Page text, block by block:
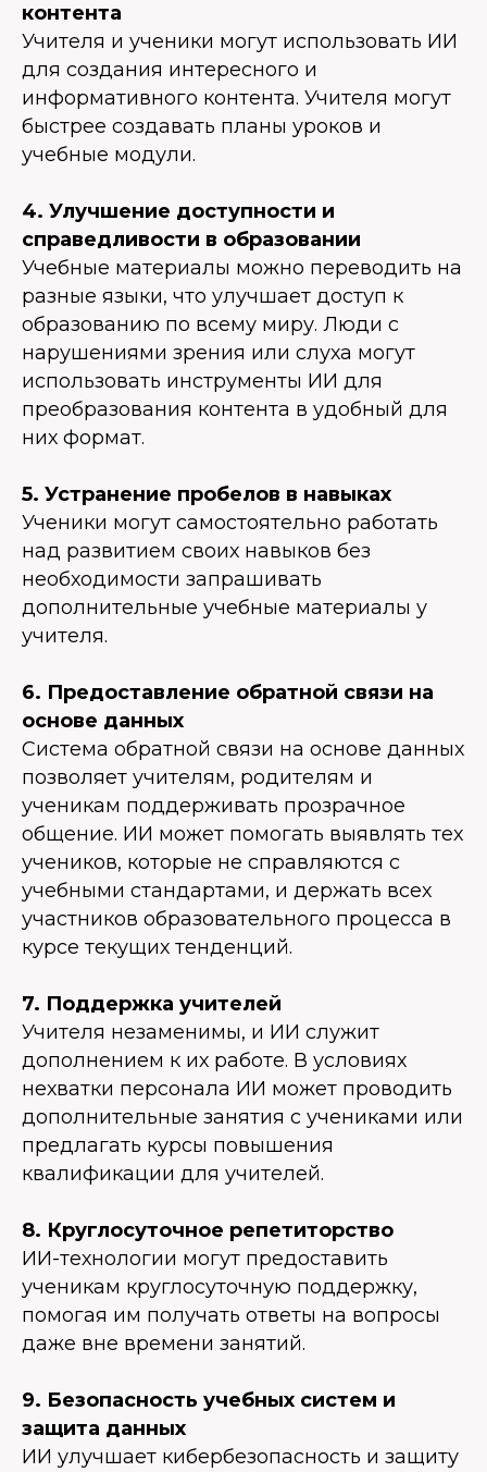
контента
Учителя и ученики могут использовать ИИ
для создания интересного и
информативного контента. Учителя могут
быстрее создавать планы уроков и
учебные модули.
4. Улучшение доступности и
справедливости в образовании
Учебные материалы можно переводить на
разные языки, что улучшает доступ к
образованию по всему миру. Люди с
нарушениями зрения или слуха могут
использовать инструменты ИИ для
преобразования контента в удобный для
них формат.
5. Устранение пробелов в навыках
Ученики могут самостоятельно работать
над развитием своих навыков без
необходимости запрашивать
дополнительные учебные материалы у
учителя.
6. Предоставление обратной связи на
основе данных
Система обратной связи на основе данных
позволяет учителям, родителям и
ученикам поддерживать прозрачное
общение. ИИ может помогать выявлять тех
учеников, которые не справляются с
учебными стандартами, и держать всех
участников образовательного процесса в
курсе текущих тенденций.
7. Поддержка учителей
Учителя незаменимы, и ИИ служит
дополнением к их работе. В условиях
нехватки персонала ИИ может проводить
дополнительные занятия с учениками или
предлагать курсы повышения
квалификации для учителей.
8. Круглосуточное репетиторство
ИИ-технологии могут предоставить
ученикам круглосуточную поддержку,
помогая им получать ответы на вопросы
даже вне времени занятий.
9. Безопасность учебных систем и
защита данных
ИИ улучшает кибербезопасность и защиту